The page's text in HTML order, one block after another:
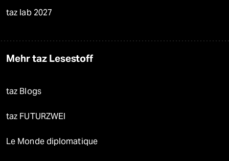
taz lab 2027
Mehr taz Lesestoff
taz Blogs
taz FUTURZWEI
Le Monde diplomatique